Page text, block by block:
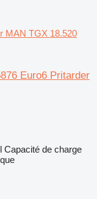
MAN TGX 18.520
Euro6 Pritarder
Capacité de charge